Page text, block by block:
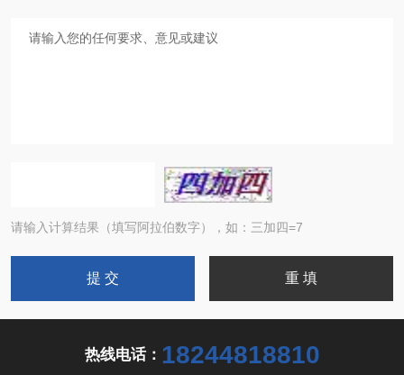
请输入计算结果（填写阿拉伯数字），如：三加四=7
热线电话： 18244818810